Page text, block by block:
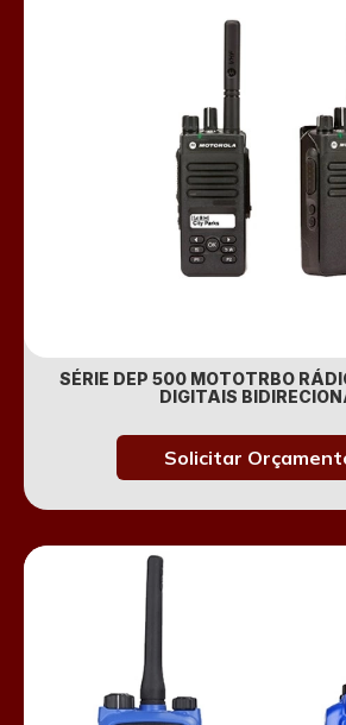
SÉRIE DEP 500 MOTOTRBO
DIGITAIS
Solicitar